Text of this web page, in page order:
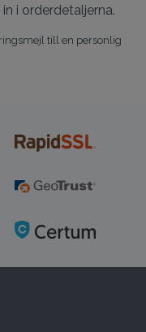
i orderdetaljerna.
till en personlig